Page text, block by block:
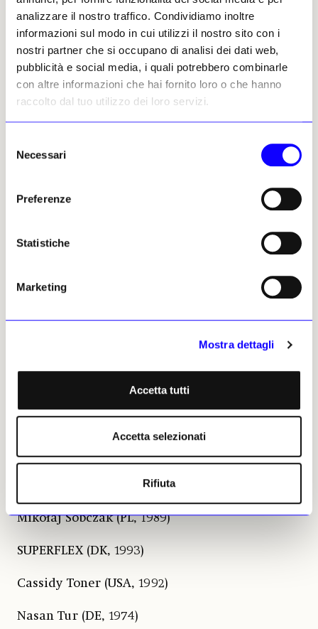
analizzare il nostro traffico. Condividiamo inoltre
informazioni sul modo in cui utilizzi il nostro sito con i
nostri partner che si occupano di analisi dei dati web,
pubblicità e social media, i quali potrebbero combinarle
con altre informazioni che hai fornito loro o che hanno
raccolto dal tuo utilizzo dei loro servizi.
delNecessari
Preferenze
Statistiche
Marketing
Mostra dettagli
Accetta tutti
Accetta selezionati
Rifiuta
Małgorzata Mirga-Tas (PL, 1978)
Marina Naprushkina (BY, 1981)
Julia Nitschke (Germania, 1988)
Navid Nuur (Iran, 1976)
Elizabeth Price (UK, 1966)
Mykola Ridnyi (UA, 1985)
Coumba Samba (US, 2000)
Wilhelm Sasnal (PL, 1972)
Augustas Serapinas (LT, 1990)
Dennis Siering (DE, 1983)
Mikołaj Sobczak (PL, 1989)
SUPERFLEX (DK, 1993)
Cassidy Toner (USA, 1992)
Nasan Tur (DE, 1974)